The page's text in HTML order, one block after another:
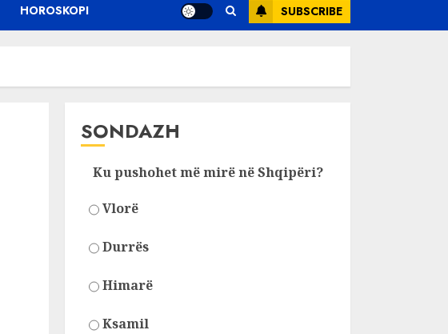
HOROSKOPI SUBSCRIBE
SONDAZH
Ku pushohet më mirë në Shqipëri?
Vlorë
Durrës
Himarë
Ksamil